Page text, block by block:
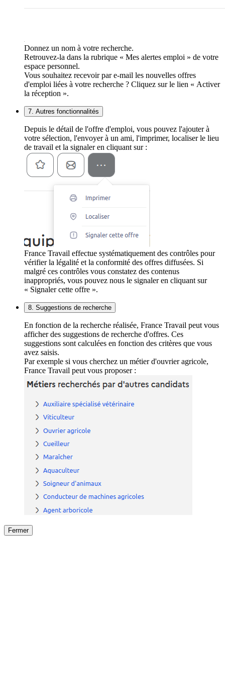
Donnez un nom à votre recherche.
Retrouvez-la dans la rubrique « Mes alertes emploi » de votre
espace personnel.
Vous souhaitez recevoir par e-mail les nouvelles offres
d'emploi liées à votre recherche ? Cliquez sur le lien « Activer
la réception ».
7. Autres fonctionnalités
Depuis le détail de l'offre d'emploi, vous pouvez l'ajouter à
votre sélection, l'envoyer à un ami, l'imprimer, localiser le lieu
de travail et la signaler en cliquant sur :
France Travail effectue systématiquement des contrôles pour
vérifier la légalité et la conformité des offres diffusées. Si
malgré ces contrôles vous constatez des contenus
inappropriés, vous pouvez nous le signaler en cliquant sur
« Signaler cette offre ».
8. Suggestions de recherche
En fonction de la recherche réalisée, France Travail peut vous
afficher des suggestions de recherche d'offres. Ces
suggestions sont calculées en fonction des critères que vous
avez saisis.
Par exemple si vous cherchez un métier d'ouvrier agricole,
France Travail peut vous proposer :
Fermer